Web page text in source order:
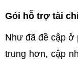
Gói hỗ trợ tài
Như đã đề cập ở
trung hơn, cập